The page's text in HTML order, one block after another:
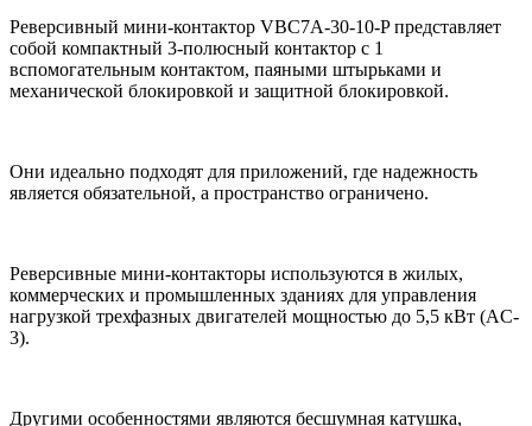
Реверсивный мини-контактор VBC7A-30-10-P представляет
собой компактный 3-полюсный контактор с 1
вспомогательным контактом, паяными штырьками и
механической блокировкой и защитной блокировкой.
Они идеально подходят для приложений, где надежность
является обязательной, а пространство ограничено.
Реверсивные мини-контакторы используются в жилых,
коммерческих и промышленных зданиях для управления
нагрузкой трехфазных двигателей мощностью до 5,5 кВт (AC-
3).
Другими особенностями являются бесшумная катушка,